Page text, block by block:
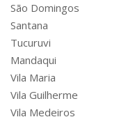
São Domingos
Santana
Tucuruvi
Mandaqui
Vila Maria
Vila Guilherme
Vila Medeiros